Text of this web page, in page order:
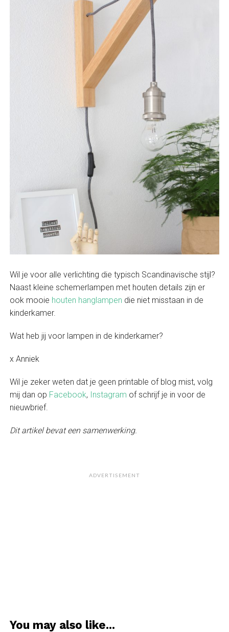
Wil je voor alle verlichting die typisch Scandinavische stijl?
Naast kleine schemerlampen met houten details zijn er
ook mooie houten hanglampen die niet misstaan in de
kinderkamer.
Wat heb jij voor lampen in de kinderkamer?
x Anniek
Wil je zeker weten dat je geen printable of blog mist, volg
mij dan op Facebook, Instagram of schrijf je in voor de
nieuwbrief.
Dit artikel bevat een samenwerking.
ADVERTISEMENT
You may also like...